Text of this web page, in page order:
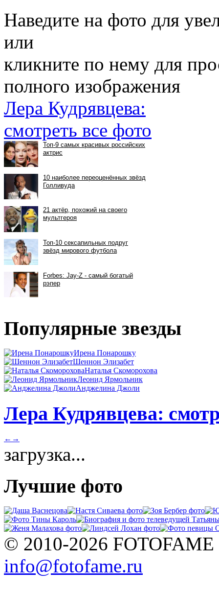
Наведите на фото для
или
кликните по нему для
полного изображения
Лера Кудрявцева:
смотреть все фото
Популярные звезды
Ирена Понарошку
Шеннон Элизабет
Наталья Скоморохова
Леонид Ярмольник
Анджелина Джоли
Лера Кудрявцева:
← →
загрузка...
Лучшие фото
© 2010-2026 FOTOFAME
info@fotofame.ru